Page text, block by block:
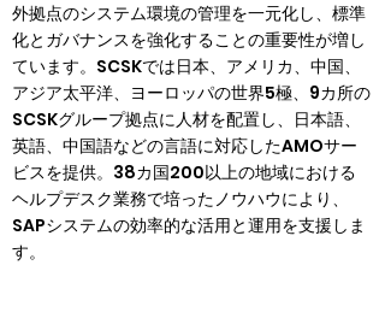
外拠点のシステム環境の管理を一元化し、標準
化とガバナンスを強化することの重要性が増し
ています。SCSKでは日本、アメリカ、中国、
アジア太平洋、ヨーロッパの世界5極、9カ所の
SCSKグループ拠点に人材を配置し、日本語、
英語、中国語などの言語に対応したAMOサー
ビスを提供。38カ国200以上の地域における
ヘルプデスク業務で培ったノウハウにより、
SAPシステムの効率的な活用と運用を支援しま
す。